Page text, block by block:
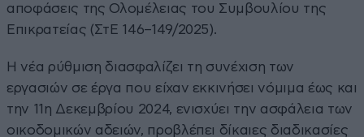
αποφάσεις της Ολομέλειας του Συμβουλίου της
Επικρατείας (ΣτΕ 146–149/2025).
Η νέα ρύθμιση διασφαλίζει τη συνέχιση των
εργασιών σε έργα που είχαν εκκινήσει νόμιμα έως και
την 11η Δεκεμβρίου 2024, ενισχύει την ασφάλεια των
οικοδομικών αδειών, προβλέπει δίκαιες διαδικασίες